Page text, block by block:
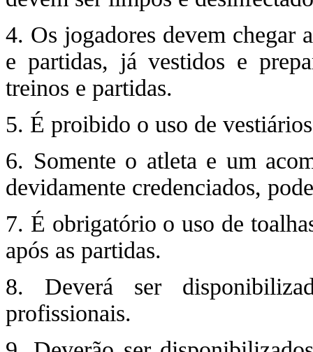
4. Os jogadores devem chegar
e partidas, já vestidos e
treinos e partidas.
5. É proibido o uso de
6. Somente o atleta e um
devidamente credenciados,
7. É obrigatório o uso de
após as partidas.
8. Deverá ser
profissionais.